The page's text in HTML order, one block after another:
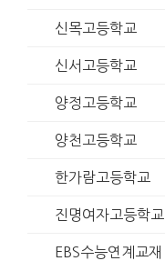
신목고등학교
신서고등학교
양정고등학교
양천고등학교
한가람고등학교
진명여자고등학교
EBS수능연계교재